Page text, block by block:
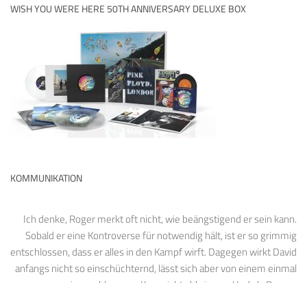
WISH YOU WERE HERE 50TH ANNIVERSARY DELUXE BOX
KOMMUNIKATION
Ich denke, Roger merkt oft nicht, wie beängstigend er sein kann.
Sobald er eine Kontroverse für notwendig hält, ist er so grimmig
entschlossen, dass er alles in den Kampf wirft. Dagegen wirkt David
anfangs nicht so einschüchternd, lässt sich aber von einem einmal